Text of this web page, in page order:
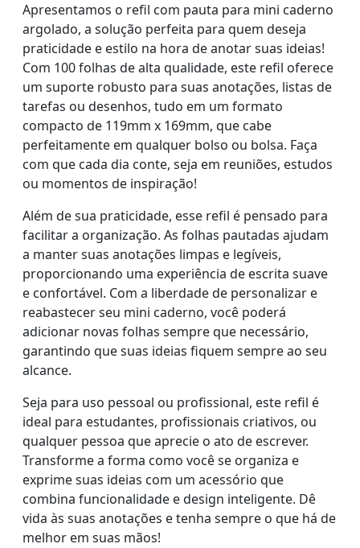
Apresentamos o refil com pauta para mini caderno
argolado, a solução perfeita para quem deseja
praticidade e estilo na hora de anotar suas ideias!
Com 100 folhas de alta qualidade, este refil oferece
um suporte robusto para suas anotações, listas de
tarefas ou desenhos, tudo em um formato
compacto de 119mm x 169mm, que cabe
perfeitamente em qualquer bolso ou bolsa. Faça
com que cada dia conte, seja em reuniões, estudos
ou momentos de inspiração!
Além de sua praticidade, esse refil é pensado para
facilitar a organização. As folhas pautadas ajudam
a manter suas anotações limpas e legíveis,
proporcionando uma experiência de escrita suave
e confortável. Com a liberdade de personalizar e
reabastecer seu mini caderno, você poderá
adicionar novas folhas sempre que necessário,
garantindo que suas ideias fiquem sempre ao seu
alcance.
Seja para uso pessoal ou profissional, este refil é
ideal para estudantes, profissionais criativos, ou
qualquer pessoa que aprecie o ato de escrever.
Transforme a forma como você se organiza e
exprime suas ideias com um acessório que
combina funcionalidade e design inteligente. Dê
vida às suas anotações e tenha sempre o que há de
melhor em suas mãos!